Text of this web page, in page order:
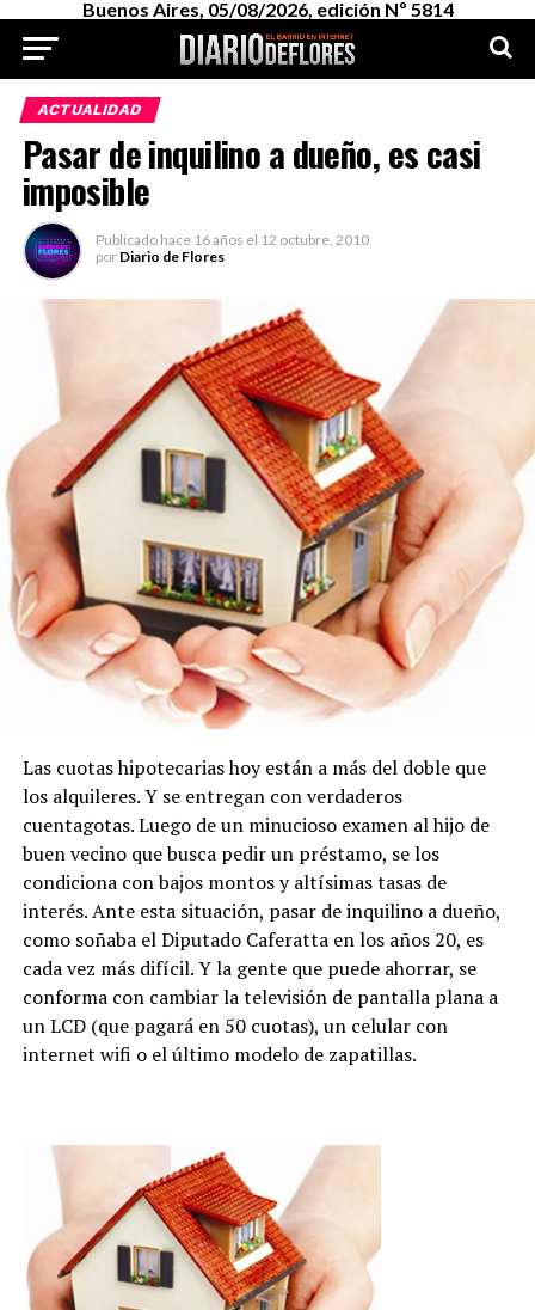
Buenos Aires, 05/08/2026, edición Nº 5814
ACTUALIDAD
Pasar de inquilino a dueño, es casi
imposible
Publicado hace 16 años el 12 octubre, 2010
por Diario de Flores
Las cuotas hipotecarias hoy están a más del doble que
los alquileres. Y se entregan con verdaderos
cuentagotas. Luego de un minucioso examen al hijo de
buen vecino que busca pedir un préstamo, se los
condiciona con bajos montos y altísimas tasas de
interés. Ante esta situación, pasar de inquilino a dueño,
como soñaba el Diputado Caferatta en los años 20, es
cada vez más difícil. Y la gente que puede ahorrar, se
conforma con cambiar la televisión de pantalla plana a
un LCD (que pagará en 50 cuotas), un celular con
internet wifi o el último modelo de zapatillas.